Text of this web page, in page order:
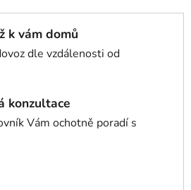
k vám domů
dle vzdálenosti od
konzultace
Vám ochotně poradí s